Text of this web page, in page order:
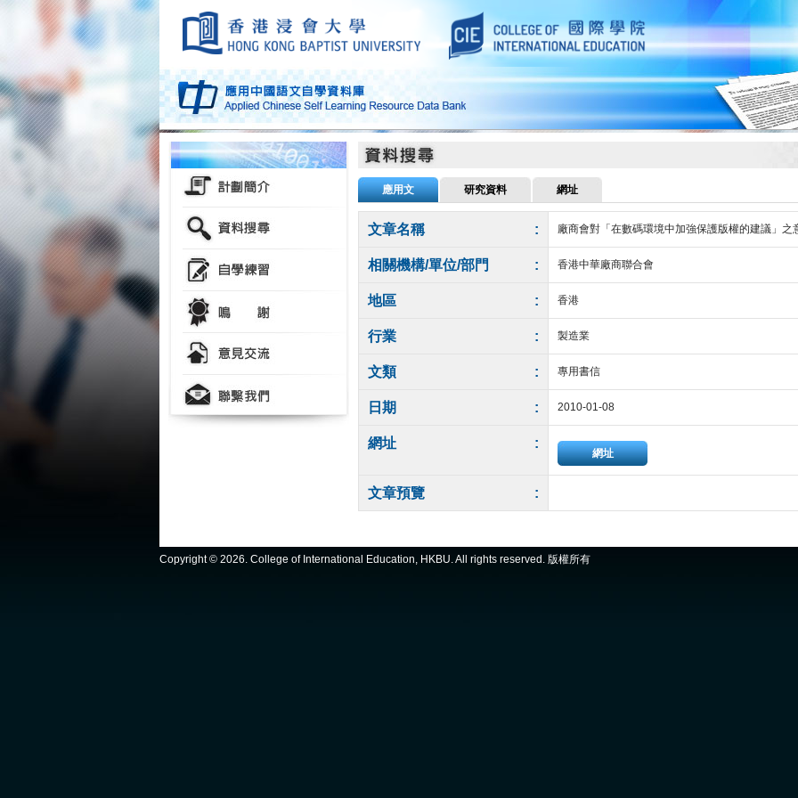
應用文 研究資料 網址
文章名稱 : 廠商會對「在數碼環境中加強保護版權的建議」之
相關機構/單位/部門 : 香港中華廠商聯合會
地區 : 香港
行業 : 製造業
文類 : 專用書信
日期 : 2010-01-08
網址 :
網址
文章預覽 :
Copyright © 2026. College of International Education, HKBU. All rights reserved. 版權所有